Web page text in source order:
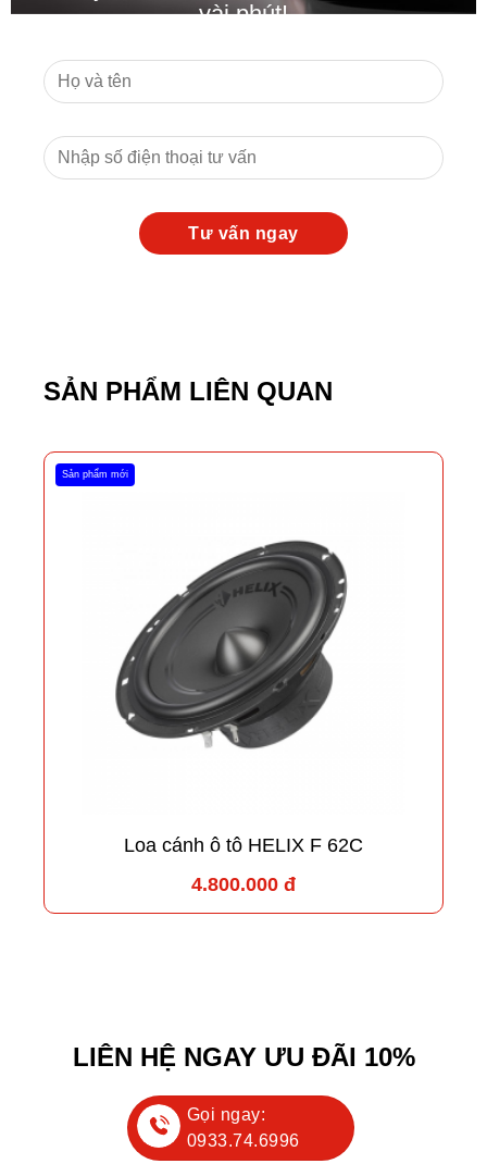
vài phút!
SẢN PHẨM LIÊN QUAN
Sản phẩm mới
Loa cánh ô tô HELIX F 62C
4.800.000 đ
LIÊN HỆ NGAY ƯU ĐÃI 10%
Gọi ngay:
0933.74.6996